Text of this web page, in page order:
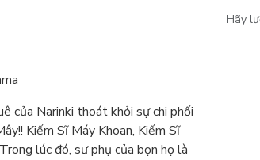
của Narinki thoát khỏi sự chi phối
Kiếm Sĩ Máy Khoan, Kiếm Sĩ
lúc đó, sư phụ của bọn họ là
Hãy